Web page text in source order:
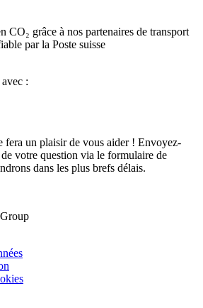
CO₂ grâce à nos partenaires de transport
par la Poste suisse
:
fera un plaisir de vous aider ! Envoyez-
votre question via le formulaire de
dans les plus brefs délais.